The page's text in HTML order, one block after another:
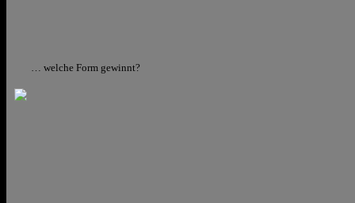
… welche Form gewinnt?